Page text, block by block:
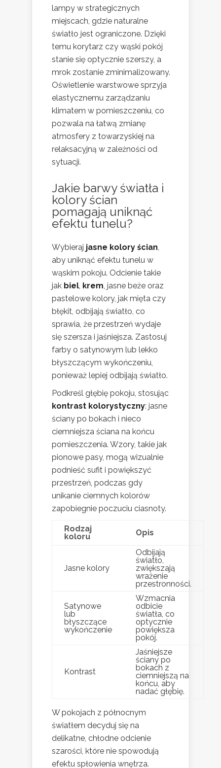
lampy w strategicznych
miejscach, gdzie naturalne
światło jest ograniczone. Dzięki
temu korytarz czy wąski pokój
stanie się optycznie szerszy, a
mrok zostanie zminimalizowany.
Oświetlenie warstwowe sprzyja
elastycznemu zarządzaniu
klimatem w pomieszczeniu, co
pozwala na łatwą zmianę
atmosfery z towarzyskiej na
relaksacyjną w zależności od
sytuacji.
Jakie barwy światła i
kolory ścian
pomagają uniknąć
efektu tunelu?
Wybieraj jasne kolory ścian,
aby uniknąć efektu tunelu w
wąskim pokoju. Odcienie takie
jak biel, krem, jasne beże oraz
pastelowe kolory, jak mięta czy
błękit, odbijają światło, co
sprawia, że przestrzeń wydaje
się szersza i jaśniejsza. Zastosuj
farby o satynowym lub lekko
błyszczącym wykończeniu,
ponieważ lepiej odbijają światło.
Podkreśl głębię pokoju, stosując
kontrast kolorystyczny: jasne
ściany po bokach i nieco
ciemniejsza ściana na końcu
pomieszczenia. Wzory, takie jak
pionowe pasy, mogą wizualnie
podnieść sufit i powiększyć
przestrzeń, podczas gdy
unikanie ciemnych kolorów
zapobiegnie poczuciu ciasnoty.
Rodzaj
koloru
Opis
Jasne kolory
Odbijają
światło,
zwiększają
wrażenie
przestronności.
Satynowe
lub
błyszczące
wykończenie
Wzmacnia
odbicie
światła, co
optycznie
powiększa
pokój.
Kontrast
Jaśniejsze
ściany po
bokach z
ciemniejszą na
końcu, aby
nadać głębię.
W pokojach z północnym
światłem decyduj się na
delikatne, chłodne odcienie
szarości, które nie spowodują
efektu spłowienia wnętrza.